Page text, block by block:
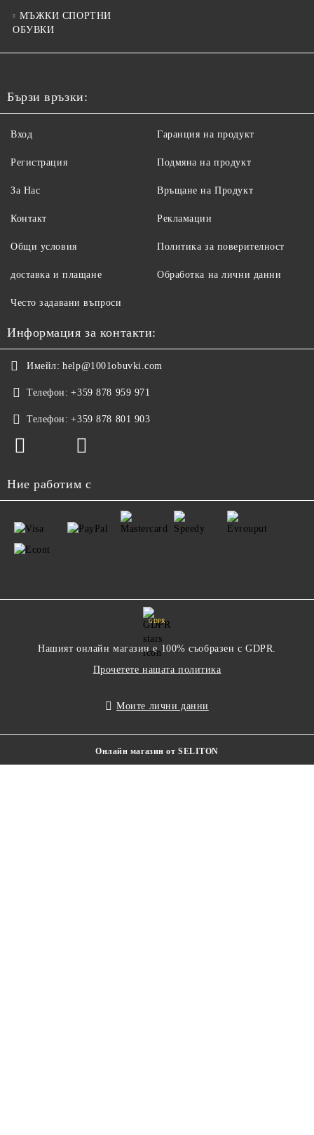
МЪЖКИ СПОРТНИ
ОБУВКИ
Бързи връзки:
Вход
Регистрация
За Нас
Контакт
Общи условия
доставка и плащане
Гаранция на продукт
Подмяна на продукт
Връщане на Продукт
Рекламации
Политика за поверителност
Обработка на лични данни
Често задавани въпроси
Информация за контакти:
Имейл: help@1001obuvki.com
Телефон: +359 878 959 971
Телефон: +359 878 801 903
Ние работим с
GDPR
Нашият онлайн магазин е 100% съобразен с GDPR.
Прочетете нашата политика
Моите лични данни
Онлайн магазин от SELITON